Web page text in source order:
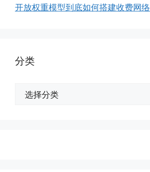
开放权重模型到底如何搭建收费网络
分类